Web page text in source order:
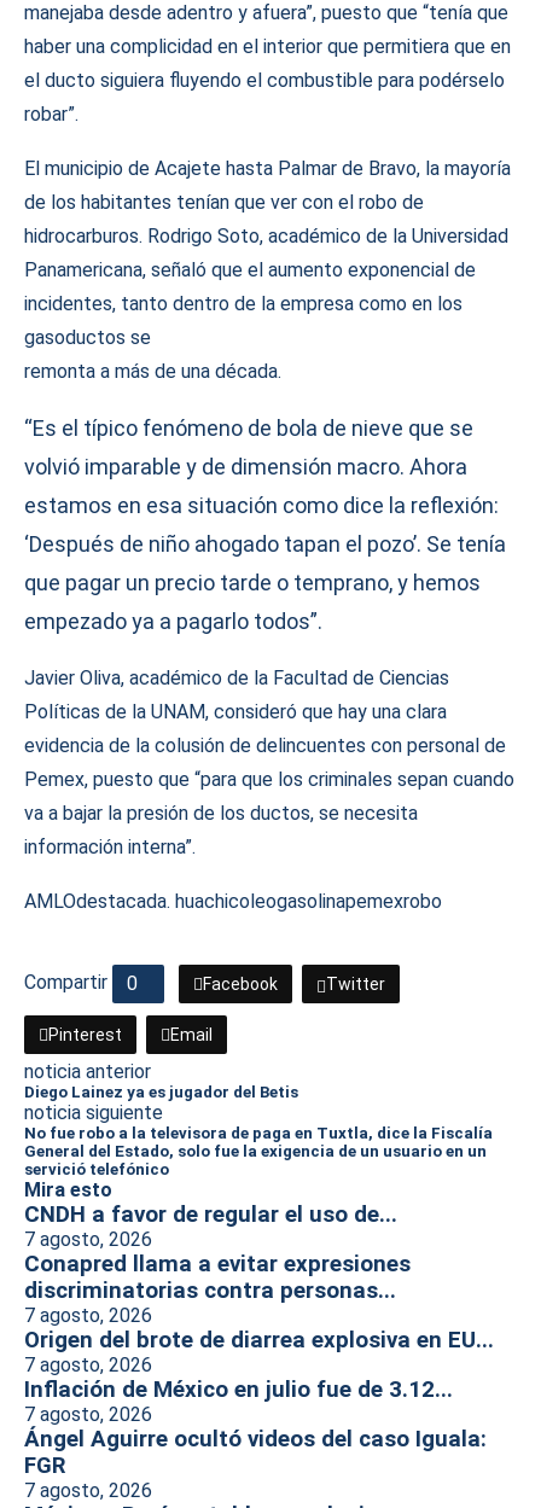
manejaba desde adentro y afuera”, puesto que “tenía que
haber una complicidad en el interior que permitiera que en
el ducto siguiera fluyendo el combustible para podérselo
robar”.
El municipio de Acajete hasta Palmar de Bravo, la mayoría
de los habitantes tenían que ver con el robo de
hidrocarburos. Rodrigo Soto, académico de la Universidad
Panamericana, señaló que el aumento exponencial de
incidentes, tanto dentro de la empresa como en los
gasoductos se
remonta a más de una década.
“Es el típico fenómeno de bola de nieve que se
volvió imparable y de dimensión macro. Ahora
estamos en esa situación como dice la reflexión:
‘Después de niño ahogado tapan el pozo’. Se tenía
que pagar un precio tarde o temprano, y hemos
empezado ya a pagarlo todos”.
Javier Oliva, académico de la Facultad de Ciencias
Políticas de la UNAM, consideró que hay una clara
evidencia de la colusión de delincuentes con personal de
Pemex, puesto que “para que los criminales sepan cuando
va a bajar la presión de los ductos, se necesita
información interna”.
AMLOdestacada. huachicoleogasolinapemexrobo
Compartir 0 Facebook Twitter
Pinterest Email
noticia anterior
Diego Lainez ya es jugador del Betis
noticia siguiente
No fue robo a la televisora de paga en Tuxtla, dice la Fiscalía
General del Estado, solo fue la exigencia de un usuario en un
servició telefónico
Mira esto
CNDH a favor de regular el uso de...
7 agosto, 2026
Conapred llama a evitar expresiones
discriminatorias contra personas...
7 agosto, 2026
Origen del brote de diarrea explosiva en EU...
7 agosto, 2026
Inflación de México en julio fue de 3.12...
7 agosto, 2026
Ángel Aguirre ocultó videos del caso Iguala:
FGR
7 agosto, 2026